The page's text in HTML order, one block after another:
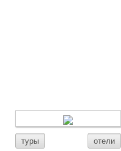
туры отели